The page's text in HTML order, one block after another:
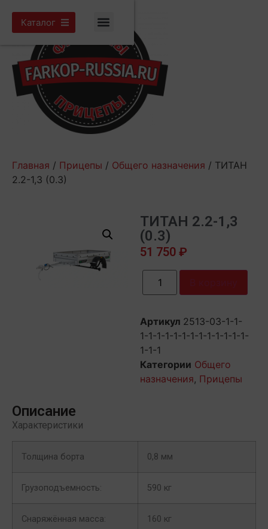
Каталог
Главная / Прицепы / Общего назначения / ТИТАН
2.2-1,3 (0.3)
ТИТАН 2.2-1,3
(0.3)
51 750 ₽
Артикул 2513-03-1-1-
1-1-1-1-1-1-1-1-1-1-1-1-1-
1-1-1
Категории Общего
назначения, Прицепы
Описание
Характеристики
Толщина борта 0,8 мм
Грузоподъемность: 590 кг
Снаряжённая масса: 160 кг